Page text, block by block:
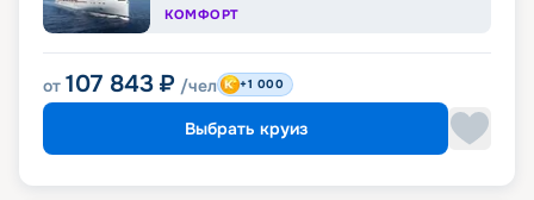
КОМФОРТ
от 107 843 ₽ /чел +1 000
Выбрать круиз